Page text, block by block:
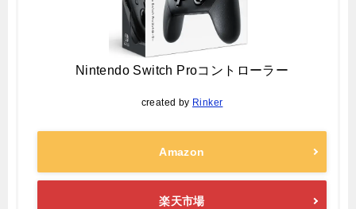
Nintendo Switch Proコントローラー
created by Rinker
Amazon
楽天市場